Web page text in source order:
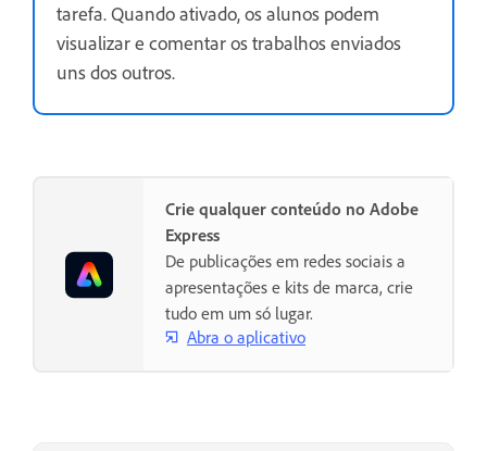
tarefa. Quando ativado, os alunos podem
visualizar e comentar os trabalhos enviados
uns dos outros.
Crie qualquer conteúdo no Adobe
Express
De publicações em redes sociais a
apresentações e kits de marca, crie
tudo em um só lugar.
Abra o aplicativo